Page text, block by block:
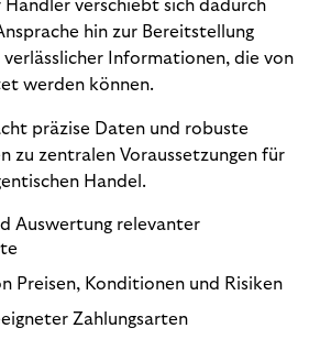
Händler verschiebt sich dadurch
hin zur Bereitstellung
Informationen, die von
werden können.
präzise Daten und robuste
zu zentralen Voraussetzungen für
Handel.
Auswertung relevanter
Preisen, Konditionen und Risiken
Zahlungsarten